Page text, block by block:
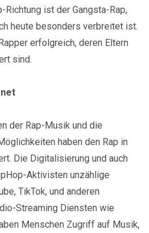
Richtung ist der Gangsta-Rap,
heute besonders verbreitet ist.
erfolgreich, deren Eltern
sind.
der Rap-Musik und die
haben den Rap in
Die Digitalisierung und auch
Aktivisten unzählige
TikTok, und anderen
Streaming Diensten wie
Menschen Zugriff auf Musik,